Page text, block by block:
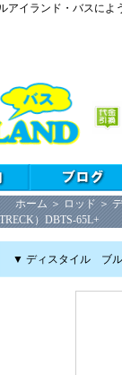
イランド・バスによ
ホーム ＞ ロッド ＞
TRECK）DBTS-65L+
▼ ディスタイル ブル